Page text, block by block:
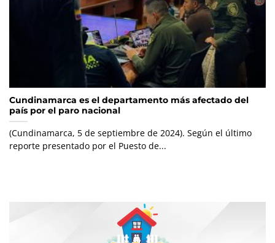
Cundinamarca es el departamento más afectado del
país por el paro nacional
(Cundinamarca, 5 de septiembre de 2024). Según el último
reporte presentado por el Puesto de...